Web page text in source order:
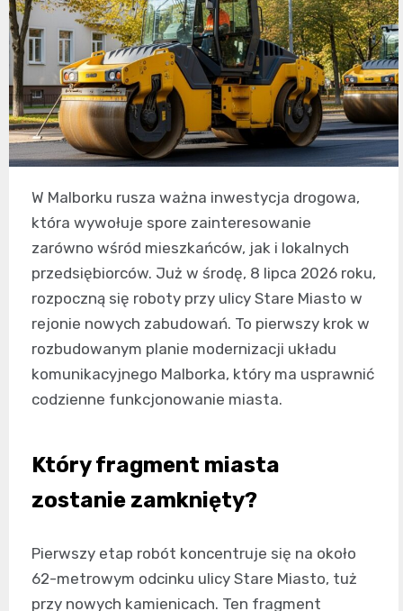
W Malborku rusza ważna inwestycja drogowa,
która wywołuje spore zainteresowanie
zarówno wśród mieszkańców, jak i lokalnych
przedsiębiorców. Już w środę, 8 lipca 2026 roku,
rozpoczną się roboty przy ulicy Stare Miasto w
rejonie nowych zabudowań. To pierwszy krok w
rozbudowanym planie modernizacji układu
komunikacyjnego Malborka, który ma usprawnić
codzienne funkcjonowanie miasta.
Który fragment miasta
zostanie zamknięty?
Pierwszy etap robót koncentruje się na około
62-metrowym odcinku ulicy Stare Miasto, tuż
przy nowych kamienicach. Ten fragment